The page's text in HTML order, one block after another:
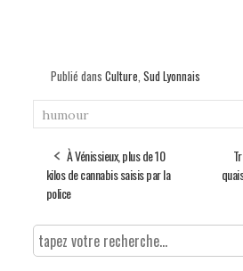
Publié dans Culture, Sud Lyonnais
humour
À Vénissieux, plus de 10
kilos de cannabis saisis par la
police